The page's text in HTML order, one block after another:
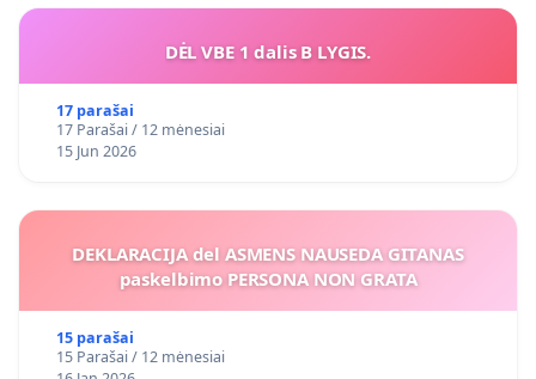
DĖL VBE 1 dalis B LYGIS.
17 parašai
17 Parašai / 12 mėnesiai
15 Jun 2026
DEKLARACIJA del ASMENS NAUSEDA GITANAS
paskelbimo PERSONA NON GRATA
15 parašai
15 Parašai / 12 mėnesiai